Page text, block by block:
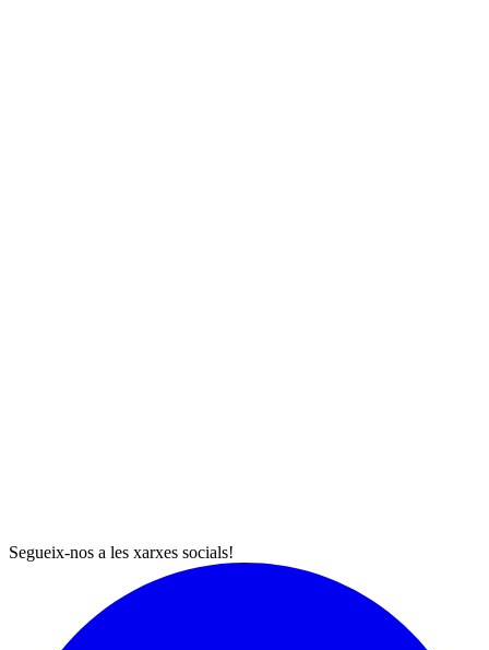
Segueix-nos a les xarxes socials!